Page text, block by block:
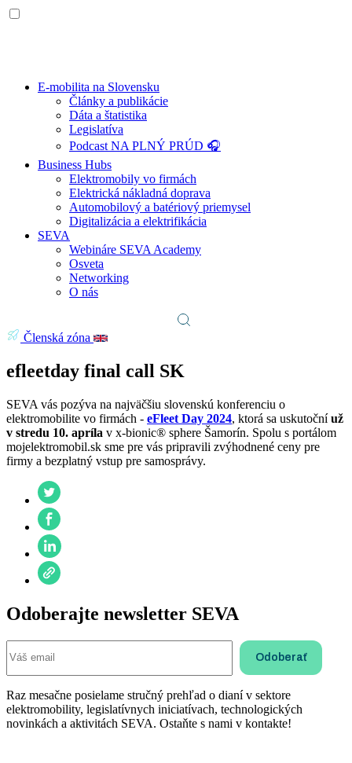
E-mobilita na Slovensku
Články a publikácie
Dáta a štatistika
Legislatíva
Podcast NA PLNÝ PRÚD 🎧
Business Hubs
Elektromobily vo firmách
Elektrická nákladná doprava
Automobilový a batériový priemysel
Digitalizácia a elektrifikácia
SEVA
Webináre SEVA Academy
Osveta
Networking
O nás
Členská zóna
efleetday final call SK
SEVA vás pozýva na najväčšiu slovenskú konferenciu o
elektromobilite vo firmách - eFleet Day 2024, ktorá sa uskutočníuž
v stredu 10. apríla v x-bionic® sphere Šamorín. Spolu s portálom
mojelektromobil.sk sme pre vás pripravili zvýhodnené ceny pre
firmy a bezplatný vstup pre samosprávy.
Odoberajte newsletter SEVA
Raz mesačne posielame stručný prehľad o dianí v sektore
elektromobility, legislatívnych iniciatívach, technologických
novinkách a aktivitách SEVA. Ostaňte s nami v kontakte!